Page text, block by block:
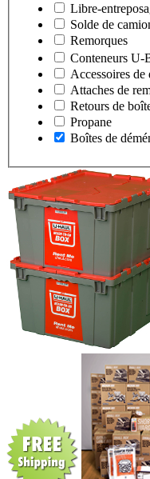
Libre-
Solde de
Remorques
Conteneurs U-
Accessoires de
Attaches de
Retours de
Propane
Boîtes de